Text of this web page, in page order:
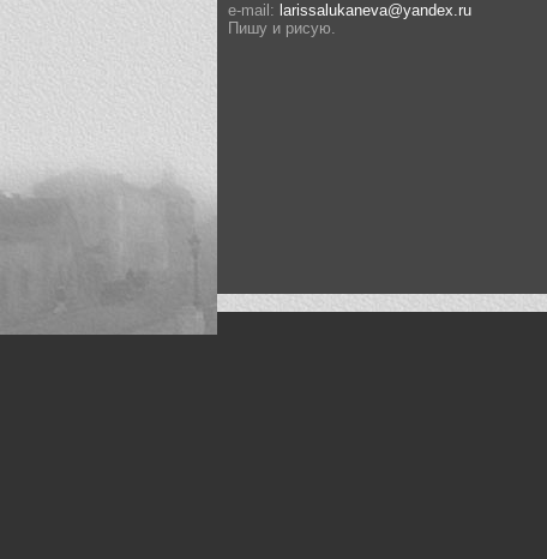
e-mail: larissalukaneva@yandex.ru
Пишу и рисую.